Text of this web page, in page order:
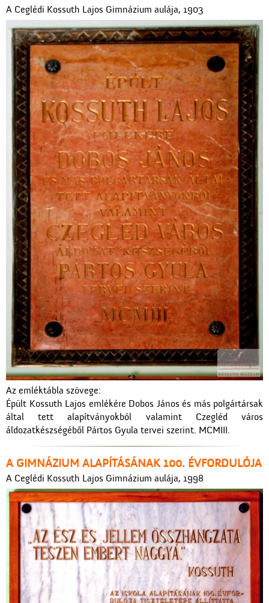
A Ceglédi Kossuth Lajos Gimnázium aulája, 1903
Az emléktábla szövege:
Épült Kossuth Lajos emlékére Dobos János és más polgártársak
által tett alapítványokból valamint Czegléd város
áldozatkészségéből Pártos Gyula tervei szerint. MCMIII.
A GIMNÁZIUM ALAPÍTÁSÁNAK 100. ÉVFORDULÓJA
A Ceglédi Kossuth Lajos Gimnázium aulája, 1998